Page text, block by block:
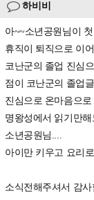
하비비
아~~소년공원님이
휴직이 퇴직으로 이
코난군의 졸업 진심
점이 코난군의 졸업
진심으로 온마음으
명왕성에서 읽기만
소년공원님....
아이만 키우고 요리
소식전해주셔서 감